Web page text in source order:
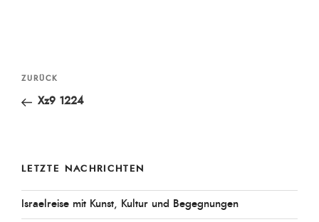
Beitragsnavigation
Vorheriger
Beitrag
ZURÜCK
Xz9 1224
LETZTE NACHRICHTEN
Israelreise mit Kunst, Kultur und Begegnungen